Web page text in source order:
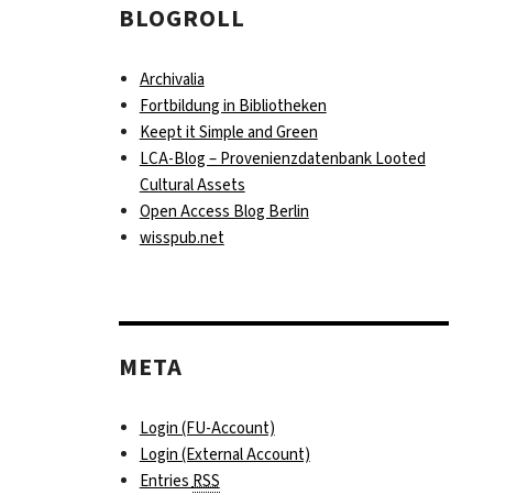
BLOGROLL
Archivalia
Fortbildung in Bibliotheken
Keept it Simple and Green
LCA-Blog – Provenienzdatenbank Looted
Cultural Assets
Open Access Blog Berlin
wisspub.net
META
Login (FU-Account)
Login (External Account)
EntriesRSS